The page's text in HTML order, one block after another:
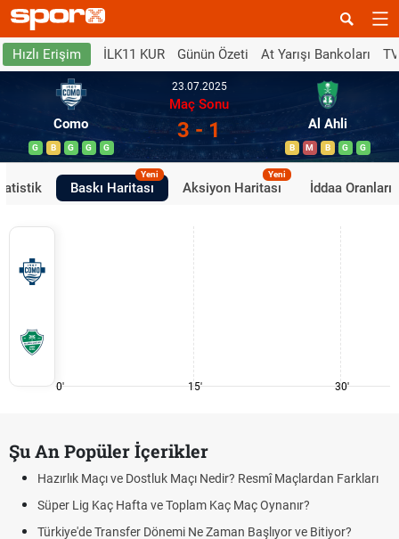
Hızlı Erişim İLK11 KUR Günün Özeti At Yarışı Bankoları
Como
G B G G G
23.07.2025
Maç Sonu
3 - 1 Al Ahli
B M B G G
Baskı Haritası
Yeni
Aksiyon Haritası
Yeni
İddaa Oranları
0' 15' 30'
Şu An Popüler İçerikler
Hazırlık Maçı ve Dostluk Maçı Nedir? Resmî Maçlardan Farkları
Süper Lig Kaç Hafta ve Toplam Kaç Maç Oynanır?
Türkiye'de Transfer Dönemi Ne Zaman Başlıyor ve Bitiyor?